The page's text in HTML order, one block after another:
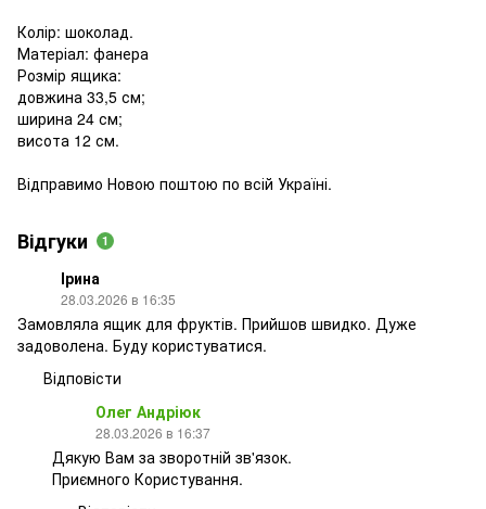
Колір: шоколад.
Матеріал: фанера
Розмір ящика:
довжина 33,5 см;
ширина 24 см;
висота 12 см.
Відправимо Новою поштою по всій Україні.
Відгуки 1
Ірина
28.03.2026 в 16:35
Замовляла ящик для фруктів. Прийшов швидко. Дуже
задоволена. Буду користуватися.
Відповісти
Олег Андріюк
28.03.2026 в 16:37
Дякую Вам за зворотній зв'язок.
Приємного Користування.